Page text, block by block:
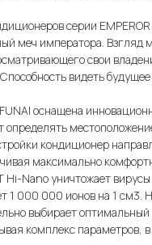
серии
меч императора. Взгляд
свои
видеть
оснащена
определять
кондиционер
максимально
Nano уничтожает вирусы
1 000 000 ионов на 1 см3.
выбирает
комплекс параметров,